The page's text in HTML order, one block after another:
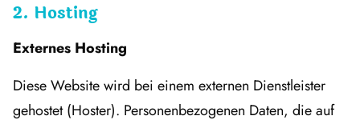
2. Hosting
Externes Hosting
Diese Website wird bei einem externen Dienstleister
gehostet (Hoster). Personenbezogenen Daten, die auf